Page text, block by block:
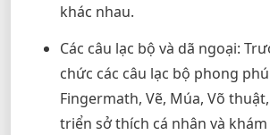
khác nhau.
Các câu lạc bộ và dã ngoại:
chức các câu lạc bộ phong
Fingermath, Vẽ, Múa, Võ
triển sở thích cá nhân và